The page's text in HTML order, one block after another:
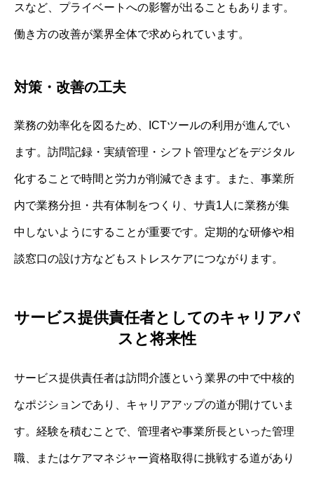
スなど、プライベートへの影響が出ることもあります。
働き方の改善が業界全体で求められています。
対策・改善の工夫
業務の効率化を図るため、ICTツールの利用が進んでい
ます。訪問記録・実績管理・シフト管理などをデジタル
化することで時間と労力が削減できます。また、事業所
内で業務分担・共有体制をつくり、サ責1人に業務が集
中しないようにすることが重要です。定期的な研修や相
談窓口の設け方などもストレスケアにつながります。
サービス提供責任者としてのキャリアパ
スと将来性
サービス提供責任者は訪問介護という業界の中で中核的
なポジションであり、キャリアアップの道が開けていま
す。経験を積むことで、管理者や事業所長といった管理
職、またはケアマネジャー資格取得に挑戦する道があり